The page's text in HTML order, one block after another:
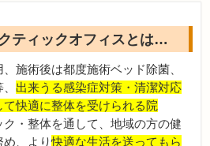
ティックオフィスとは…
施術後は都度施術ベッド除菌、
出来うる感染症対策・清潔対応
て快適に整体を受けられる院
ク・整体を通して、地域の方の健
め、より快適な生活を送ってもら